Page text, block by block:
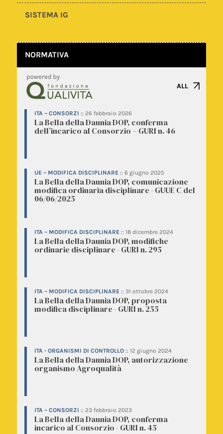
SISTEMA IG
NORMATIVA
ALL
ITA – CONSORZI :: 26 febbraio 2026
La Bella della Daunia DOP, conferma
dell’incarico al Consorzio – GURI n. 46
UE – MODIFICA DISCIPLINARE :: 6 giugno 2025
La Bella della Daunia DOP, comunicazione
modifica ordinaria disciplinare - GUUE C del
06/06/2025
ITA – MODIFICA DISCIPLINARE :: 18 dicembre 2024
La Bella della Daunia DOP, modifiche
ordinarie disciplinare - GURI n. 295
ITA – MODIFICA DISCIPLINARE :: 31 ottobre 2024
La Bella della Daunia DOP, proposta
modifica disciplinare - GURI n. 255
ITA - ORGANISMI DI CONTROLLO:: 12 giugno 2024
La Bella della Daunia DOP, autorizzazione
organismo Agroqualità
ITA – CONSORZI :: 23 febbraio 2023
La Bella della Daunia DOP, conferma
incarico al Consorzio - GURI n. 45